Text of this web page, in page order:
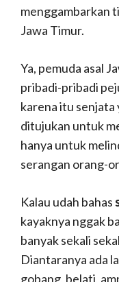
menggambarkan
Jawa Timur.
Ya, pemuda asal
pribadi-pribadi
karena itu senjata
ditujukan untuk
hanya untuk
serangan orang-
Kalau udah bahas
kayaknya nggak
banyak sekali
Diantaranya ada
gobang, belati,